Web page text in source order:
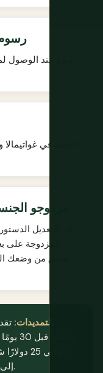
✓ رسوم
تُدفع عند
الوقت في
⚠ مزدوجو
المزدوجة على
تحقق من وضعك
التمديدات:
إلى 10 دولارات في اليوم تُدفع عند المغادرة.